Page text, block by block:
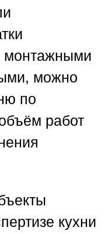
монтажными
можно
по
работ
кухни